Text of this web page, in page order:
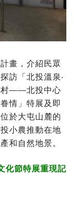
畫，介紹民眾
訪「北投溫泉‧
村——北投中心
情」特展及即
於大屯山麓的
小農推動在地
和自然地景。
化節特展重現記